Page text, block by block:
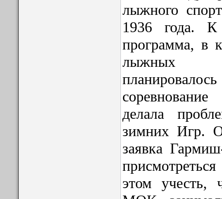
лыжного
1936 года.
программа, в
лыжных
делала
зимних Игр.
заявка
этом